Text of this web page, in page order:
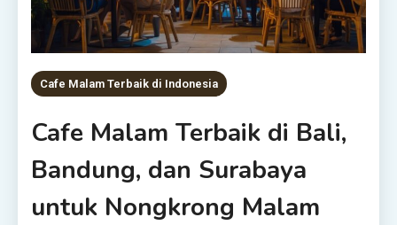
Cafe Malam Terbaik di Indonesia
Cafe Malam Terbaik di Bali,
Bandung, dan Surabaya
untuk Nongkrong Malam